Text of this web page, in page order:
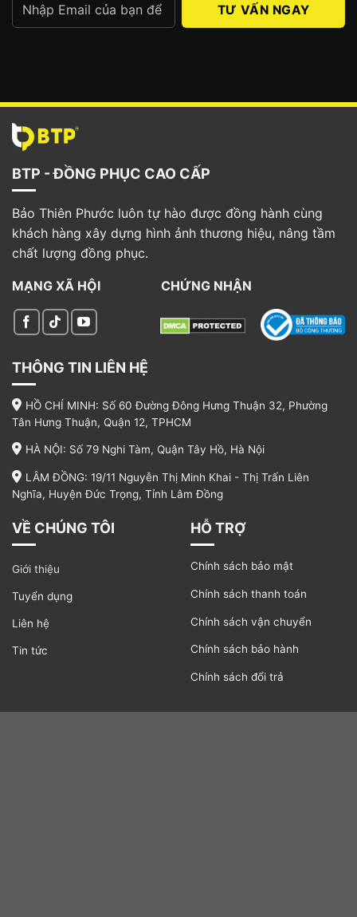
BTP - ĐỒNG PHỤC CAO CẤP
Bảo Thiên Phước luôn tự hào được đồng hành cùng
khách hàng xây dựng hình ảnh thương hiệu, nâng tầm
chất lượng đồng phục.
MẠNG XÃ HỘI CHỨNG NHẬN
THÔNG TIN LIÊN HỆ
HỒ CHÍ MINH: Số 60 Đường Đông Hưng Thuận 32, Phường
Tân Hưng Thuận, Quận 12, TPHCM
HÀ NỘI: Số 79 Nghi Tàm, Quận Tây Hồ, Hà Nội
LÂM ĐỒNG: 19/11 Nguyễn Thị Minh Khai - Thị Trấn Liên
Nghĩa, Huyện Đức Trọng, Tỉnh Lâm Đồng
VỀ CHÚNG TÔI
Giới thiệu
Tuyển dụng
Liên hệ
Tin tức
HỖ TRỢ
Chính sách bảo mật
Chính sách thanh toán
Chính sách vận chuyển
Chính sách bảo hành
Chính sách đổi trả